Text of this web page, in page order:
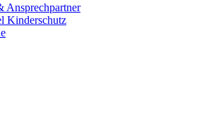
Ansprechpartner
Kinderschutz